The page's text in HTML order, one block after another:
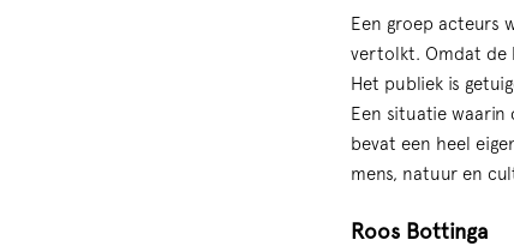
Een groep acteurs
vertolkt. Omdat de
Het publiek is
Een situatie waarin
bevat een heel
mens, natuur en
Roos Bottinga